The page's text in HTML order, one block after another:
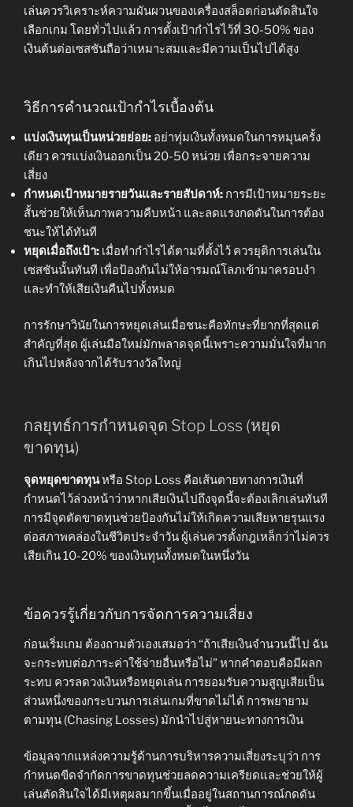
เล่นควรวิเคราะห์ความผันผวนของเครื่องสล็อตก่อนตัดสินใจ
เลือกเกม โดยทั่วไปแล้ว การตั้งเป้ากำไรไว้ที่ 30-50% ของ
เงินต้นต่อเซสชันถือว่าเหมาะสมและมีความเป็นไปได้สูง
วิธีการคำนวณเป้ากำไรเบื้องต้น
แบ่งเงินทุนเป็นหน่วยย่อย: อย่าทุ่มเงินทั้งหมดในการหมุนครั้ง
เดียว ควรแบ่งเงินออกเป็น 20-50 หน่วย เพื่อกระจายความ
เสี่ยง
กำหนดเป้าหมายรายวันและรายสัปดาห์: การมีเป้าหมายระยะ
สั้นช่วยให้เห็นภาพความคืบหน้า และลดแรงกดดันในการต้อง
ชนะให้ได้ทันที
หยุดเมื่อถึงเป้า: เมื่อทำกำไรได้ตามที่ตั้งไว้ ควรยุติการเล่นใน
เซสชันนั้นทันที เพื่อป้องกันไม่ให้อารมณ์โลภเข้ามาครอบงำ
และทำให้เสียเงินคืนไปทั้งหมด
การรักษาวินัยในการหยุดเล่นเมื่อชนะคือทักษะที่ยากที่สุดแต่
สำคัญที่สุด ผู้เล่นมือใหม่มักพลาดจุดนี้เพราะความมั่นใจที่มาก
เกินไปหลังจากได้รับรางวัลใหญ่
กลยุทธ์การกำหนดจุด Stop Loss (หยุด
ขาดทุน)
จุดหยุดขาดทุนหรือ Stop Loss คือเส้นตายทางการเงินที่
กำหนดไว้ล่วงหน้าว่าหากเสียเงินไปถึงจุดนี้จะต้องเลิกเล่นทันที
การมีจุดตัดขาดทุนช่วยป้องกันไม่ให้เกิดความเสียหายรุนแรง
ต่อสภาพคล่องในชีวิตประจำวัน ผู้เล่นควรตั้งกฎเหล็กว่าไม่ควร
เสียเกิน 10-20% ของเงินทุนทั้งหมดในหนึ่งวัน
ข้อควรรู้เกี่ยวกับการจัดการความเสี่ยง
ก่อนเริ่มเกม ต้องถามตัวเองเสมอว่า “ถ้าเสียเงินจำนวนนี้ไป ฉัน
จะกระทบต่อภาระค่าใช้จ่ายอื่นหรือไม่” หากคำตอบคือมีผลก
ระทบ ควรลดวงเงินหรือหยุดเล่น การยอมรับความสูญเสียเป็น
ส่วนหนึ่งของกระบวนการเล่นเกมที่ขาดไม่ได้ การพยายาม
ตามทุน (Chasing Losses) มักนำไปสู่หายนะทางการเงิน
ข้อมูลจากแหล่งความรู้ด้านการบริหารความเสี่ยงระบุว่า การ
กำหนดขีดจำกัดการขาดทุนช่วยลดความเครียดและช่วยให้ผู้
เล่นตัดสินใจได้มีเหตุผลมากขึ้นเมื่ออยู่ในสถานการณ์กดดัน